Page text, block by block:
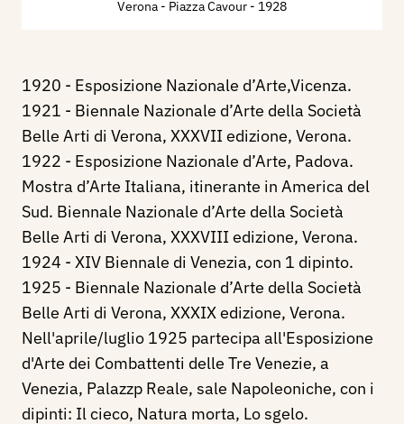
Verona - Piazza Cavour - 1928
1920 - Esposizione Nazionale d’Arte,Vicenza.
1921 - Biennale Nazionale d’Arte della Società
Belle Arti di Verona, XXXVII edizione, Verona.
1922 - Esposizione Nazionale d’Arte, Padova.
Mostra d’Arte Italiana, itinerante in America del
Sud. Biennale Nazionale d’Arte della Società
Belle Arti di Verona, XXXVIII edizione, Verona.
1924 - XIV Biennale di Venezia, con 1 dipinto.
1925 - Biennale Nazionale d’Arte della Società
Belle Arti di Verona, XXXIX edizione, Verona.
Nell'aprile/luglio 1925 partecipa all'Esposizione
d'Arte dei Combattenti delle Tre Venezie, a
Venezia, Palazzp Reale, sale Napoleoniche, con i
dipinti: Il cieco, Natura morta, Lo sgelo.